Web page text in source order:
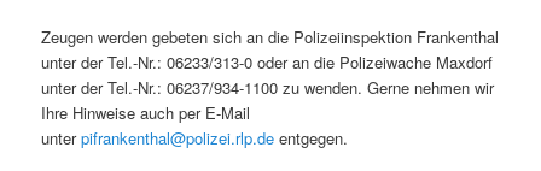
Zeugen werden gebeten sich an die Polizeiinspektion Frankenthal
unter der Tel.-Nr.: 06233/313-0 oder an die Polizeiwache Maxdorf
unter der Tel.-Nr.: 06237/934-1100 zu wenden. Gerne nehmen wir
Ihre Hinweise auch per E-Mail
unterpifrankenthal@polizei.rlp.de entgegen.